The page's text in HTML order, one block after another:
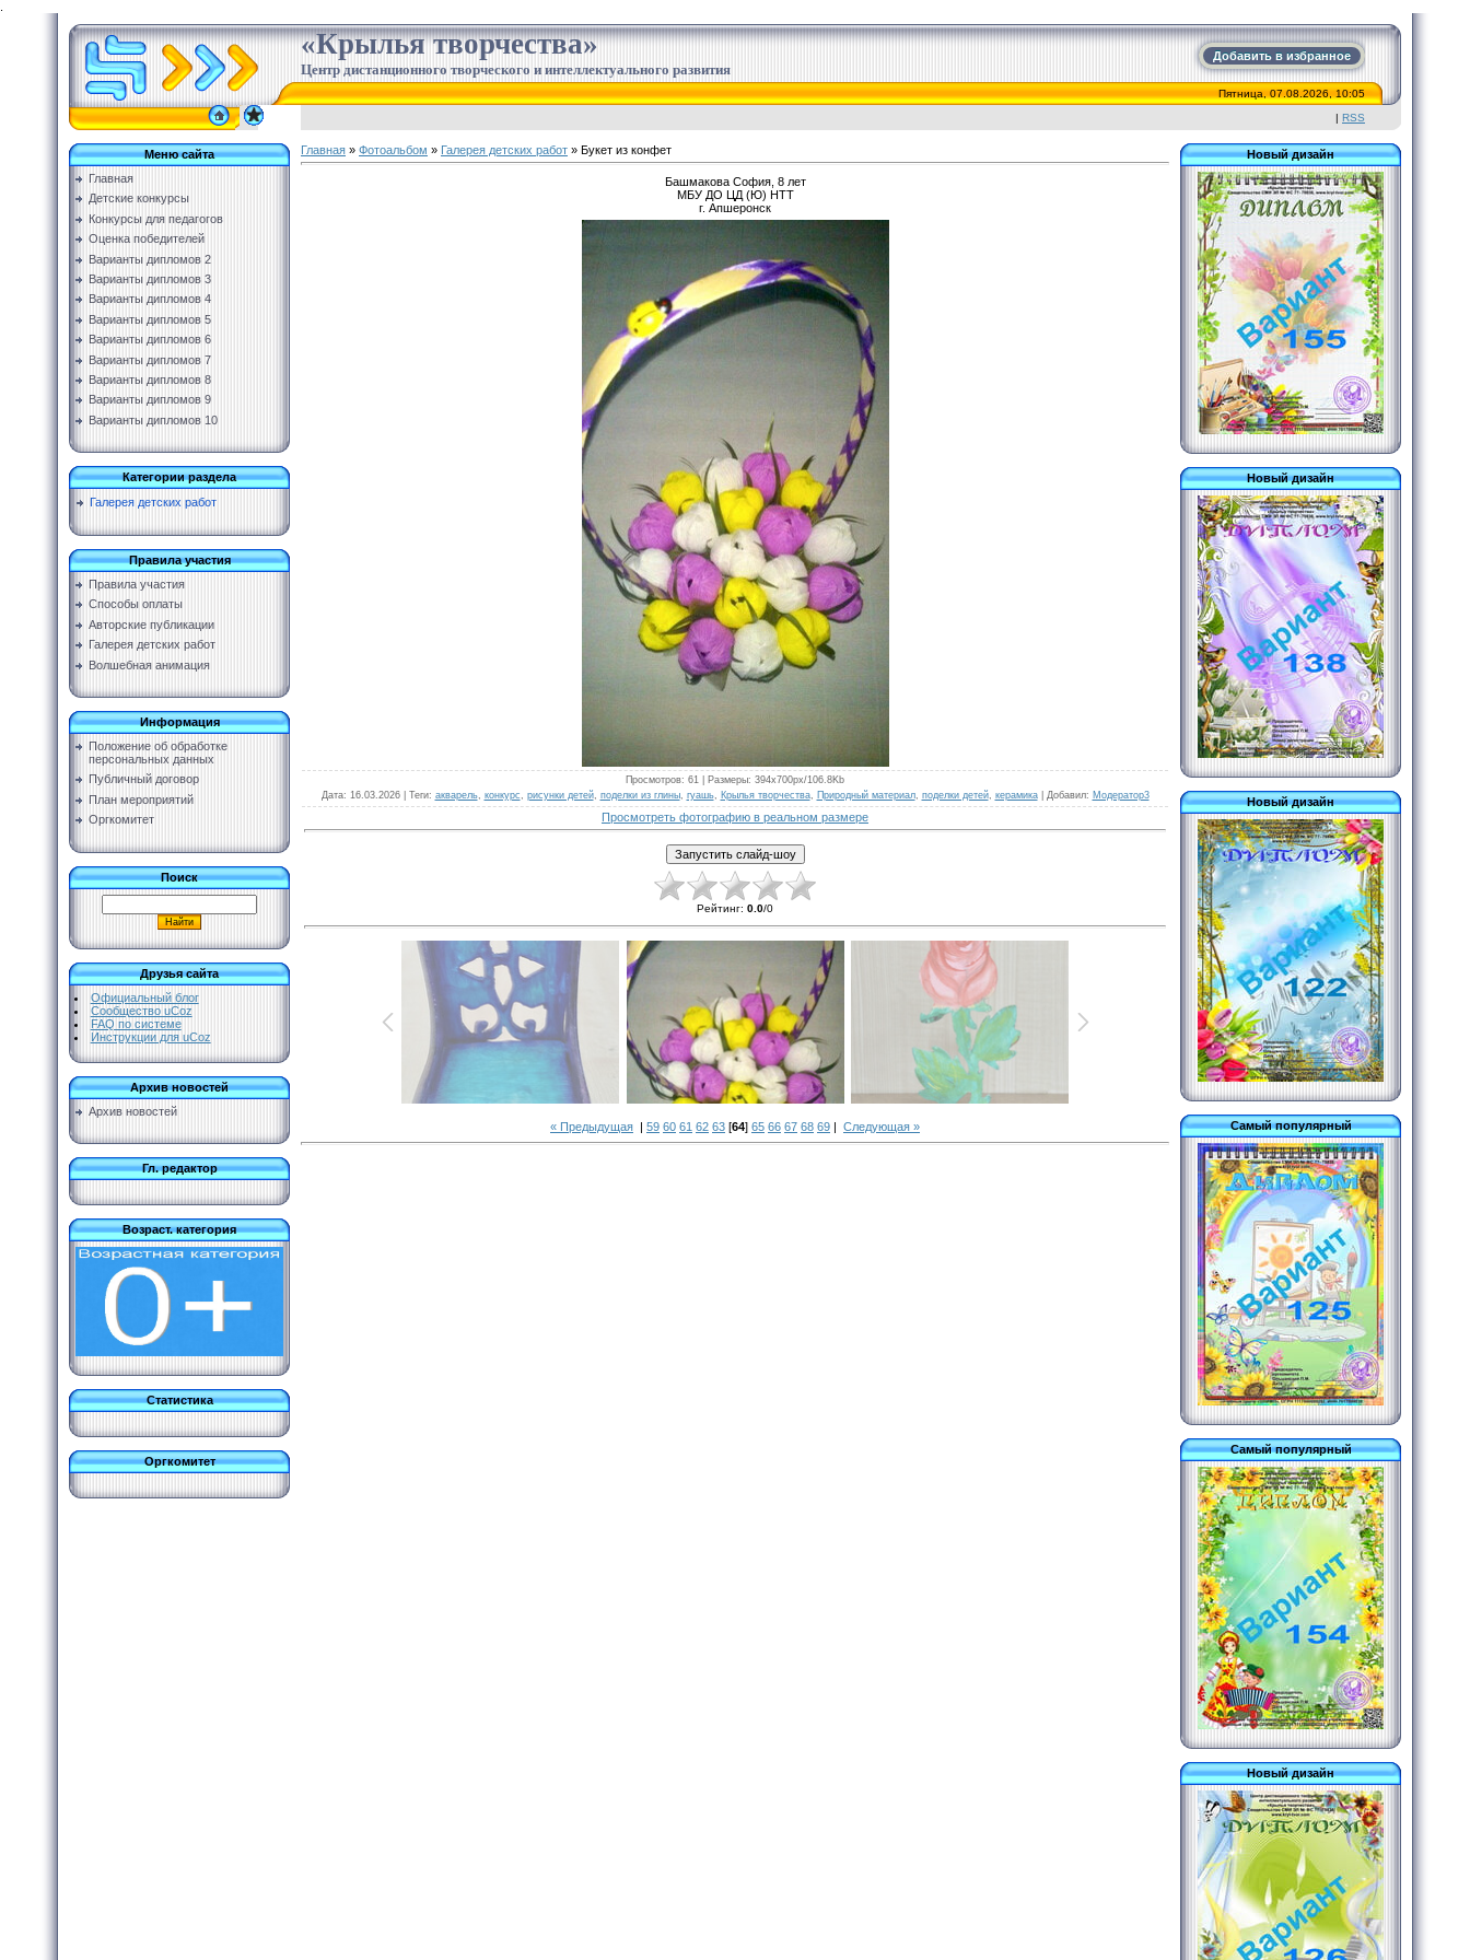
Добавить в избранное
«Крылья творчества»
Центр дистанционного творческого и интеллектуального развития
Пятница, 07.08.2026, 10:05
| RSS
Меню сайта
Главная
Детские конкурсы
Конкурсы для педагогов
Оценка победителей
Варианты дипломов 2
Варианты дипломов 3
Варианты дипломов 4
Варианты дипломов 5
Варианты дипломов 6
Варианты дипломов 7
Варианты дипломов 8
Варианты дипломов 9
Варианты дипломов 10
Категории раздела
Галерея детских работ
Правила участия
Правила участия
Способы оплаты
Авторские публикации
Галерея детских работ
Волшебная анимация
Информация
Положение об обработке
персональных данных
Публичный договор
План мероприятий
Оргкомитет
Поиск
Друзья сайта
Официальный блог
Сообщество uCoz
FAQ по системе
Инструкции для uCoz
Архив новостей
Архив новостей
Гл. редактор
Возраст. категория
Статистика
Оргкомитет
Главная » Фотоальбом » Галерея детских работ » Букет из конфет
Башмакова София, 8 лет
МБУ ДО ЦД (Ю) НТТ
г. Апшеронск
Просмотров: 61 | Размеры: 394x700px/106.8Kb
Дата: 16.03.2026 | Теги: акварель, конкурс рисунки детей, поделки из глины, гуашь, Крылья творчества, Природный материал, поделки детей, керамика| Добавил: Модератор3
Просмотреть фотографию в реальном размере
Рейтинг: 0.0/0
« Предыдущая | 59 60 61 62 63 [64] 65 66 67 68 69 | Следующая »
Новый дизайн
Новый дизайн
Новый дизайн
Самый популярный
Самый популярный
Новый дизайн